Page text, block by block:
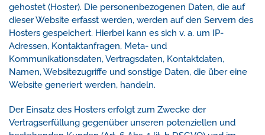
gehostet (Hoster). Die personenbezogenen Daten, die auf
dieser Website erfasst werden, werden auf den Servern des
Hosters gespeichert. Hierbei kann es sich v. a. um IP-
Adressen, Kontaktanfragen, Meta- und
Kommunikationsdaten, Vertragsdaten, Kontaktdaten,
Namen, Websitezugriffe und sonstige Daten, die über eine
Website generiert werden, handeln.
Der Einsatz des Hosters erfolgt zum Zwecke der
Vertragserfüllung gegenüber unseren potenziellen und